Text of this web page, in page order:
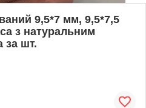
9,5*7 мм, 9,5*7,5
з натуральним
за шт.